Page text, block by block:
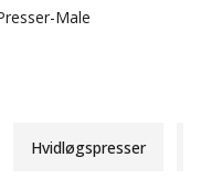
Male
Hvidløgspresser